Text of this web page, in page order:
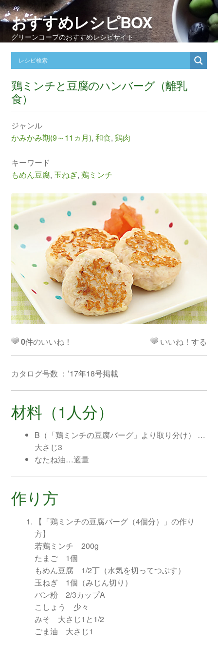
おすすめレシピBOX
グリーンコープのおすすめレシピサイト
鶏ミンチと豆腐のハンバーグ（離乳
食）
ジャンル
かみかみ期(9～11ヵ月), 和食, 鶏肉
キーワード
もめん豆腐, 玉ねぎ, 鶏ミンチ
0件のいいね！ いいね！する
カタログ号数 ：’17年18号掲載
材料（1人分）
B（「鶏ミンチの豆腐バーグ」より取り分け） …
大さじ3
なたね油…適量
作り方
【「鶏ミンチの豆腐バーグ（4個分）」の作り
方】
若鶏ミンチ 200g
たまご 1個
もめん豆腐 1/2丁（水気を切ってつぶす）
玉ねぎ 1個（みじん切り）
パン粉 2/3カップA
こしょう 少々
みそ 大さじ1と1/2
ごま油 大さじ1